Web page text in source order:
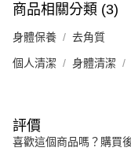
商品相關分類 (3)
身體保養 去角質
個人清潔 身體清潔
評價
喜歡這個商品嗎？購買